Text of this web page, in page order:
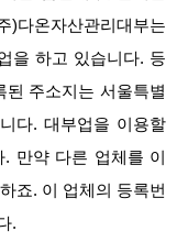
)다온자산관리대부는
을 하고 있습니다. 등
주소지는 서울특별
다. 대부업을 이용할
만약 다른 업체를 이
죠. 이 업체의 등록번
.